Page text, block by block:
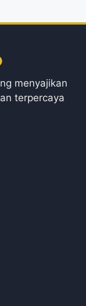
menyajikan
terpercaya